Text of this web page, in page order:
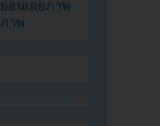
อนเผยภาพ
าพ